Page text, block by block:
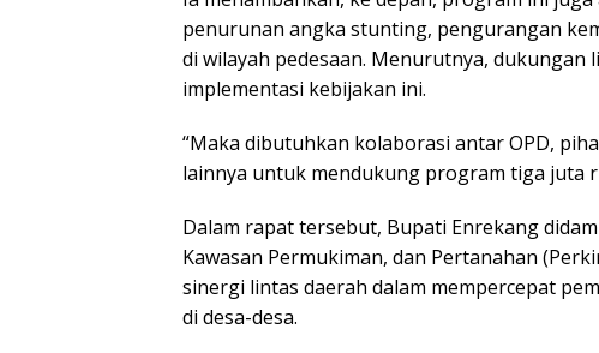
penurunan angka stunting, pengurangan
di wilayah pedesaan. Menurutnya,
implementasi kebijakan ini.
“Maka dibutuhkan kolaborasi antar OPD,
lainnya untuk mendukung program tiga juta
Dalam rapat tersebut, Bupati Enrekang
Kawasan Permukiman, dan Pertanahan
sinergi lintas daerah dalam mempercepat
di desa-desa.